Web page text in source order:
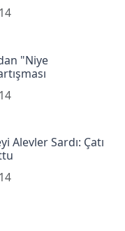
"Niye
Alevler Sardı: Çatı